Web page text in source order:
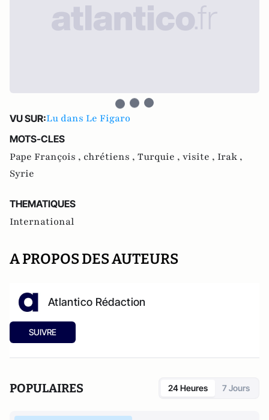
VU SUR:Lu dans Le Figaro
MOTS-CLES
Pape François , chrétiens , Turquie , visite , Irak ,
Syrie
THEMATIQUES
International
A PROPOS DES AUTEURS
Atlantico Rédaction
SUIVRE
POPULAIRES 24 Heures 7 Jours